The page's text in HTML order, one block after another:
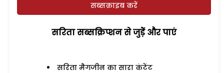
सब्सक्राइब करें
सरिता सब्सक्रिप्शन से जुड़ेें और पाएं
सरिता मैगजीन का सारा कंटेंट